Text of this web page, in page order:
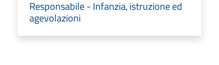
Responsabile - Infanzia, istruzione ed
agevolazioni